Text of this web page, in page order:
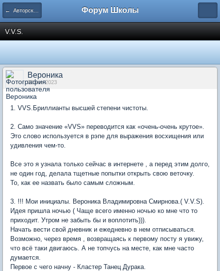
← Авторские форумы Форум Школы
V.V.S.
Вероника
03 ноя 2023
1. VVS.Бриллианты высшей степени чистоты.
2. Само значение «VVS» переводится как «очень-очень крутое».
Это слово используется в рэпе для выражения восхищения или
удивления чем-то.
Все это я узнала только сейчас в интернете , а перед этим долго,
не один год, делала тщетные попытки открыть свою веточку.
То, как ее назвать было самым сложным.
3. !!! Мои инициалы. Вероника Владимировна Смирнова.( V.V.S).
Идея пришла ночью ( Чаще всего именно ночью ко мне что то
приходит. Утром не забыть бы и воплотить))).
Начать вести свой дневник и ежедневно в нем отписываться.
Возможно, через время , возвращаясь к первому посту я увижу,
что всё таки двигаюсь. А не топчусь на месте, как мне часто
думается.
Первое с чего начну - Кластер Танец Дурака.